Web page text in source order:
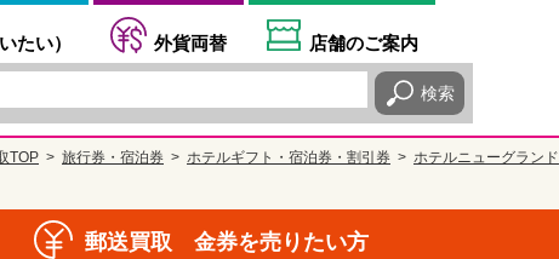
たい） 外貨両替 店舗のご案内
検索
TOP 旅行券・宿泊券 ホテルギフト・宿泊券・割引券
ホテルニューグランド
郵送買取 金券を売りたい方